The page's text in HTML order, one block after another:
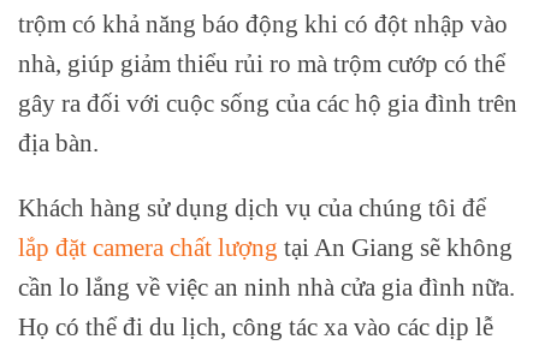
trộm có khả năng báo động khi có đột nhập vào
nhà, giúp giảm thiểu rủi ro mà trộm cướp có thể
gây ra đối với cuộc sống của các hộ gia đình trên
địa bàn.
Khách hàng sử dụng dịch vụ của chúng tôi để
lắp đặt camera chất lượng tại An Giang sẽ không
cần lo lắng về việc an ninh nhà cửa gia đình nữa.
Họ có thể đi du lịch, công tác xa vào các dịp lễ